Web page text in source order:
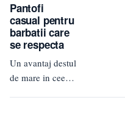
Pantofi
casual pentru
barbatii care
se respecta
Un avantaj destul
de mare in ceea